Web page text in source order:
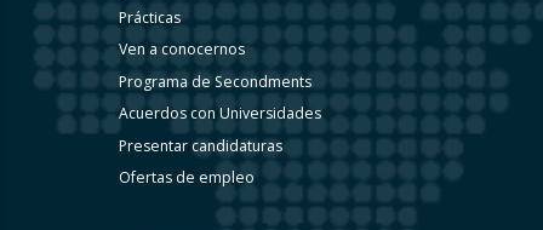
Prácticas
Ven a conocernos
Programa de Secondments
Acuerdos con Universidades
Presentar candidaturas
Ofertas de empleo